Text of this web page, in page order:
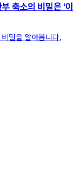
축소의 비밀은 '이
밀을 알아봅니다.